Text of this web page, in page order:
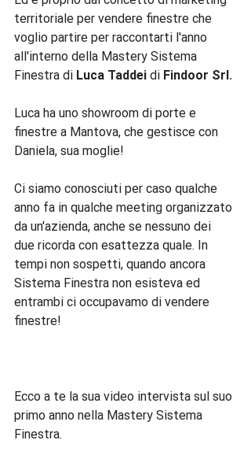
territoriale per vendere finestre che
voglio partire per raccontarti l'anno
all'interno della Mastery Sistema
Finestra di Luca Taddei di Findoor Srl.
Luca ha uno showroom di porte e
finestre a Mantova, che gestisce con
Daniela, sua moglie!
Ci siamo conosciuti per caso qualche
anno fa in qualche meeting organizzato
da un'azienda, anche se nessuno dei
due ricorda con esattezza quale. In
tempi non sospetti, quando ancora
Sistema Finestra non esisteva ed
entrambi ci occupavamo di vendere
finestre!
Ecco a te la sua video intervista sul suo
primo anno nella Mastery Sistema
Finestra.